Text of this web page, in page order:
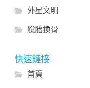
外星文明
脫胎換骨
快速鏈接
首頁